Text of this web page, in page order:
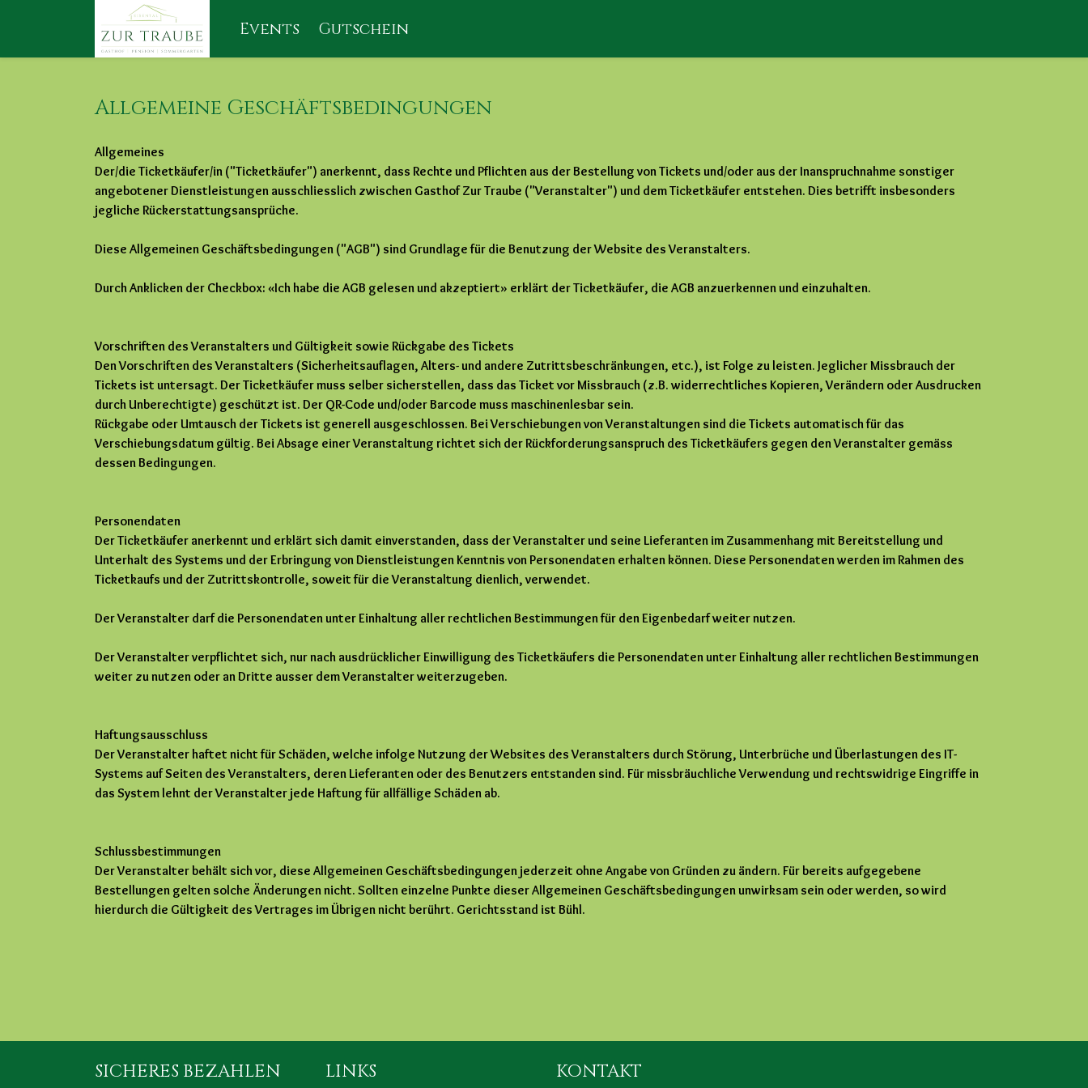
Events Gutschein
Allgemeine Geschäftsbedingungen
Allgemeines
Der/die Ticketkäufer/in ("Ticketkäufer") anerkennt, dass Rechte und Pflichten aus der Bestellung von Tickets und/oder aus der Inanspruchnahme sonstiger
angebotener Dienstleistungen ausschliesslich zwischen Gasthof Zur Traube ("Veranstalter") und dem Ticketkäufer entstehen. Dies betrifft insbesonders
jegliche Rückerstattungsansprüche.
Diese Allgemeinen Geschäftsbedingungen ("AGB") sind Grundlage für die Benutzung der Website des Veranstalters.
Durch Anklicken der Checkbox: «Ich habe die AGB gelesen und akzeptiert» erklärt der Ticketkäufer, die AGB anzuerkennen und einzuhalten.
Vorschriften des Veranstalters und Gültigkeit sowie Rückgabe des Tickets
Den Vorschriften des Veranstalters (Sicherheitsauflagen, Alters- und andere Zutrittsbeschränkungen, etc.), ist Folge zu leisten. Jeglicher Missbrauch der
Tickets ist untersagt. Der Ticketkäufer muss selber sicherstellen, dass das Ticket vor Missbrauch (z.B. widerrechtliches Kopieren, Verändern oder Ausdrucken
durch Unberechtigte) geschützt ist. Der QR-Code und/oder Barcode muss maschinenlesbar sein.
Rückgabe oder Umtausch der Tickets ist generell ausgeschlossen. Bei Verschiebungen von Veranstaltungen sind die Tickets automatisch für das
Verschiebungsdatum gültig. Bei Absage einer Veranstaltung richtet sich der Rückforderungsanspruch des Ticketkäufers gegen den Veranstalter gemäss
dessen Bedingungen.
Personendaten
Der Ticketkäufer anerkennt und erklärt sich damit einverstanden, dass der Veranstalter und seine Lieferanten im Zusammenhang mit Bereitstellung und
Unterhalt des Systems und der Erbringung von Dienstleistungen Kenntnis von Personendaten erhalten können. Diese Personendaten werden im Rahmen des
Ticketkaufs und der Zutrittskontrolle, soweit für die Veranstaltung dienlich, verwendet.
Der Veranstalter darf die Personendaten unter Einhaltung aller rechtlichen Bestimmungen für den Eigenbedarf weiter nutzen.
Der Veranstalter verpflichtet sich, nur nach ausdrücklicher Einwilligung des Ticketkäufers die Personendaten unter Einhaltung aller rechtlichen Bestimmungen
weiter zu nutzen oder an Dritte ausser dem Veranstalter weiterzugeben.
Haftungsausschluss
Der Veranstalter haftet nicht für Schäden, welche infolge Nutzung der Websites des Veranstalters durch Störung, Unterbrüche und Überlastungen des IT-
Systems auf Seiten des Veranstalters, deren Lieferanten oder des Benutzers entstanden sind. Für missbräuchliche Verwendung und rechtswidrige Eingriffe in
das System lehnt der Veranstalter jede Haftung für allfällige Schäden ab.
Schlussbestimmungen
Der Veranstalter behält sich vor, diese Allgemeinen Geschäftsbedingungen jederzeit ohne Angabe von Gründen zu ändern. Für bereits aufgegebene
Bestellungen gelten solche Änderungen nicht. Sollten einzelne Punkte dieser Allgemeinen Geschäftsbedingungen unwirksam sein oder werden, so wird
hierdurch die Gültigkeit des Vertrages im Übrigen nicht berührt. Gerichtsstand ist Bühl.
SICHERES BEZAHLEN LINKS KONTAKT